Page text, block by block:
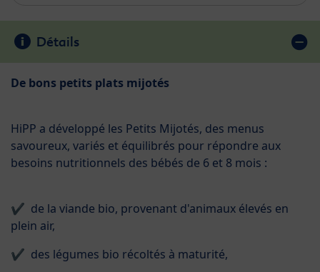
Détails
De bons petits plats mijotés
HiPP a développé les Petits Mijotés, des menus
savoureux, variés et équilibrés pour répondre aux
besoins nutritionnels des bébés de 6 et 8 mois :
✔ de la viande bio, provenant d'animaux élevés en
plein air,
✔ des légumes bio récoltés à maturité,